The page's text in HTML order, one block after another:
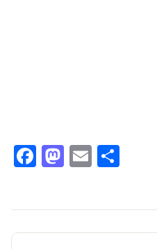
Facebook
Mastodon
Email